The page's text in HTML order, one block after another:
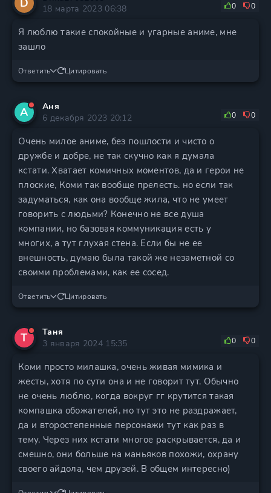
18 марта 2023 06:38
0 0
Я люблю такие спокойные и угарные аниме, мне
зашло
Ответить Цитировать
А
Аня
6 декабря 2023 20:12
0 0
Очень милое аниме, без пошлости и чисто о
дружбе и добре, не так скучно как я думала
кстати. Хватает комичных моментов, да и герои не
плоские, Коми так вообще прелесть. но если так
задуматься, как она вообще жила, что не умеет
говорить с людьми? Конечно не все душа
компании, но базовая коммуникация есть у
многих, а тут глухая стена. Если бы не ее
внешность, думаю была такой же незаметной со
своими проблемами, как ее сосед.
Ответить Цитировать
Т
Таня
3 января 2024 15:35
0 0
Коми просто милашка, очень живая мимика и
жесты, хотя по сути она и не говорит тут. Обычно
не очень люблю, когда вокруг гг крутится такая
компашка обожателей, но тут это не раздражает,
да и второстепенные персонажи тут как раз в
тему. Через них кстати многое раскрывается, да и
смешно, они больше на маньяков похожи, охрану
своего айдола, чем друзей. В общем интересно)